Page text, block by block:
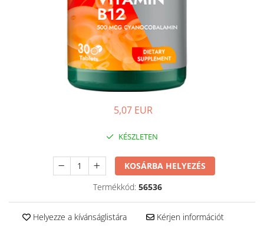
Fehérjeszeletek
Jólét & Hosszú élet
Keringési rendszer
Könnyű emésztés
Okulárok
Pajzsmirigy
5,07 EUR
KÉSZLETEN
KOSÁRBA HELYEZÉS
Termékkód: 56536
Helyezze a kívánságlistára Kérjen információt